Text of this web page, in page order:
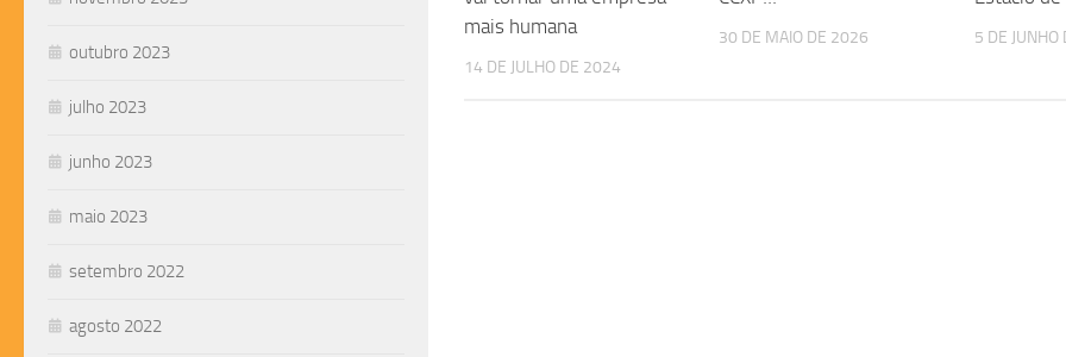
mais humana
14 DE JULHO DE 2024
30 DE MAIO DE 2026 5 DE
outubro 2023
julho 2023
junho 2023
maio 2023
setembro 2022
agosto 2022